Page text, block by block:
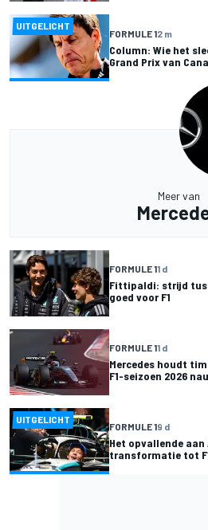
UITGELICHT
FORMULE 12 m
Column: Wie het
Grand Prix van
Meer van
FORMULE 11 d
Fittipaldi: strijd
goed voor F1
FORMULE 11 d
Mercedes houdt
F1-seizoen 2026
UITGELICHT
FORMULE 19 d
Het opvallende
transformatie tot